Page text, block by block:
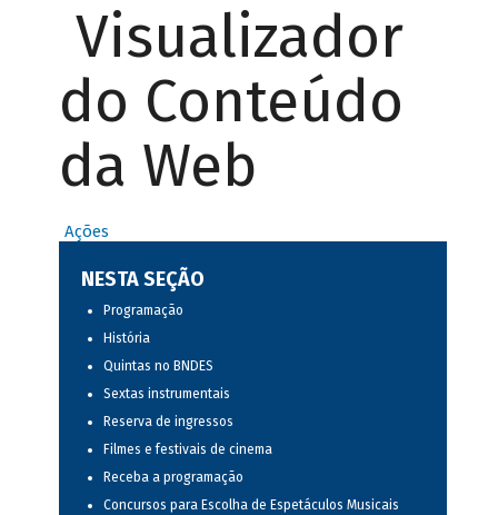
Visualizador
do Conteúdo
da Web
Ações
NESTA SEÇÃO
Programação
História
Quintas no BNDES
Sextas instrumentais
Reserva de ingressos
Filmes e festivais de cinema
Receba a programação
Concursos para Escolha de Espetáculos Musicais